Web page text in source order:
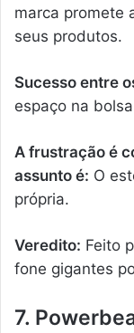
marca promete
seus produtos.
Sucesso entre
espaço na
A frustração é
assunto é: O
própria.
Veredito: Feito
fone gigantes
7.